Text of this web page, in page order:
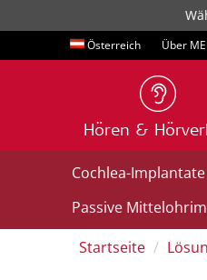
Österreich Über
Hören &
Cochlea-Implantate
Passive
Startseite